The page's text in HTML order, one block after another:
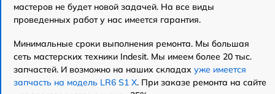
мастеров не будет новой задачей. На все виды
проведенных работ у нас имеется гарантия.
Минимальные сроки выполнения ремонта. Мы большая
сеть мастерских техники Indesit. Мы имеем более 20 тыс.
запчастей. И возможно на наших складах уже имеется
запчасть на модель LR6 S1 X. При заказе ремонта на сайте